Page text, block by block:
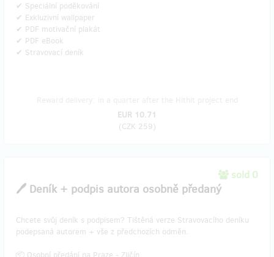
✔ Speciální poděkování
✔ Exkluzivní wallpaper
✔ PDF motivační plakát
✔ PDF eBook
✔ Stravovací deník
EUR 10.71
(CZK 259)
sold 0
🖊️ Deník + podpis autora osobně předaný
Chcete svůj deník s podpisem? Tištěná verze Stravovacího deníku
podepsaná autorem + vše z předchozích odměn.
📦 Osobní předání na Praze - Zličín.